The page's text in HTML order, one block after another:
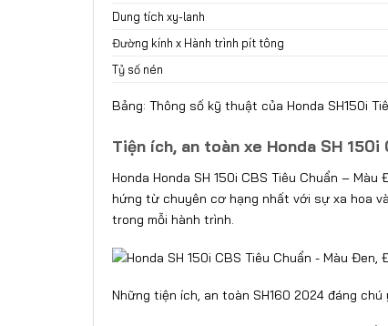
Dung tích xy-lanh
Đường kính x Hành trình pít tông
Tỷ số nén
Bảng: Thông số kỹ thuật của Honda SH150i
Tiện ích, an toàn xe Honda SH
Honda Honda SH 150i CBS Tiêu Chuẩn –
hứng từ chuyên cơ hạng nhất với sự xa hoa
trong mỗi hành trình.
Những tiện ích, an toàn SH160 2024 đáng chú